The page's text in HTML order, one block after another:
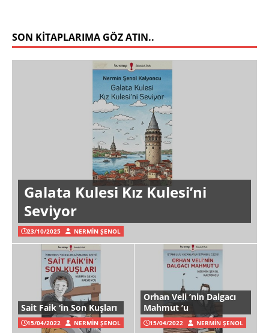
SON KITAPLARIMA GÖZ ATIN..
Galata Kulesi Kız Kulesi’ni
Seviyor
23/10/2025 NERMIN ŞENOL
Sait Faik ‘in Son Kuşları
15/04/2022 NERMIN ŞENOL
Orhan Veli ’nin Dalgacı
Mahmut ’u
15/04/2022 NERMIN ŞENOL